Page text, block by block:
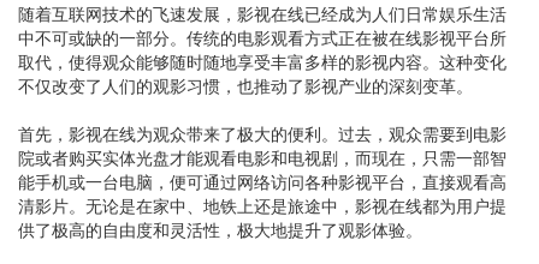
随着互联网技术的飞速发展，影视在线已经成为人们日常娱乐生活
中不可或缺的一部分。传统的电影观看方式正在被在线影视平台所
取代，使得观众能够随时随地享受丰富多样的影视内容。这种变化
不仅改变了人们的观影习惯，也推动了影视产业的深刻变革。
首先，影视在线为观众带来了极大的便利。过去，观众需要到电影
院或者购买实体光盘才能观看电影和电视剧，而现在，只需一部智
能手机或一台电脑，便可通过网络访问各种影视平台，直接观看高
清影片。无论是在家中、地铁上还是旅途中，影视在线都为用户提
供了极高的自由度和灵活性，极大地提升了观影体验。